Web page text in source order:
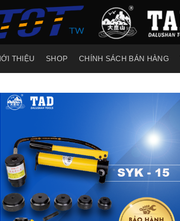
THIỆU SHOP CHÍNH SÁCH BÁN HÀNG
wishlist